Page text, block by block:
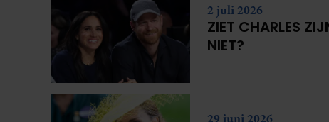
2 juli 2026
ZIET CHARLES
NIET?
29 juni 2026